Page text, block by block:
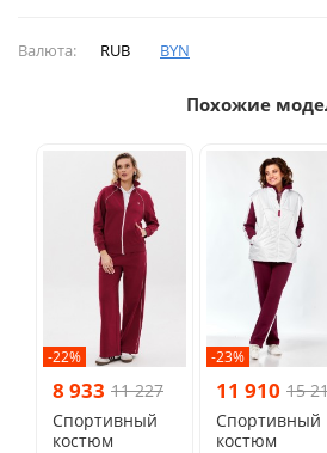
Валюта: RUB BYN
Похожие
-22%
8 933 11 227
Спортивный
костюм
-23%
11 910 15
Спортивный
костюм